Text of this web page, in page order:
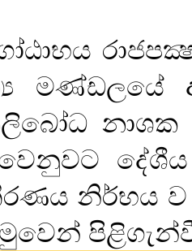
මණ්ඩලයේ
නාශක
නිර්භය ව